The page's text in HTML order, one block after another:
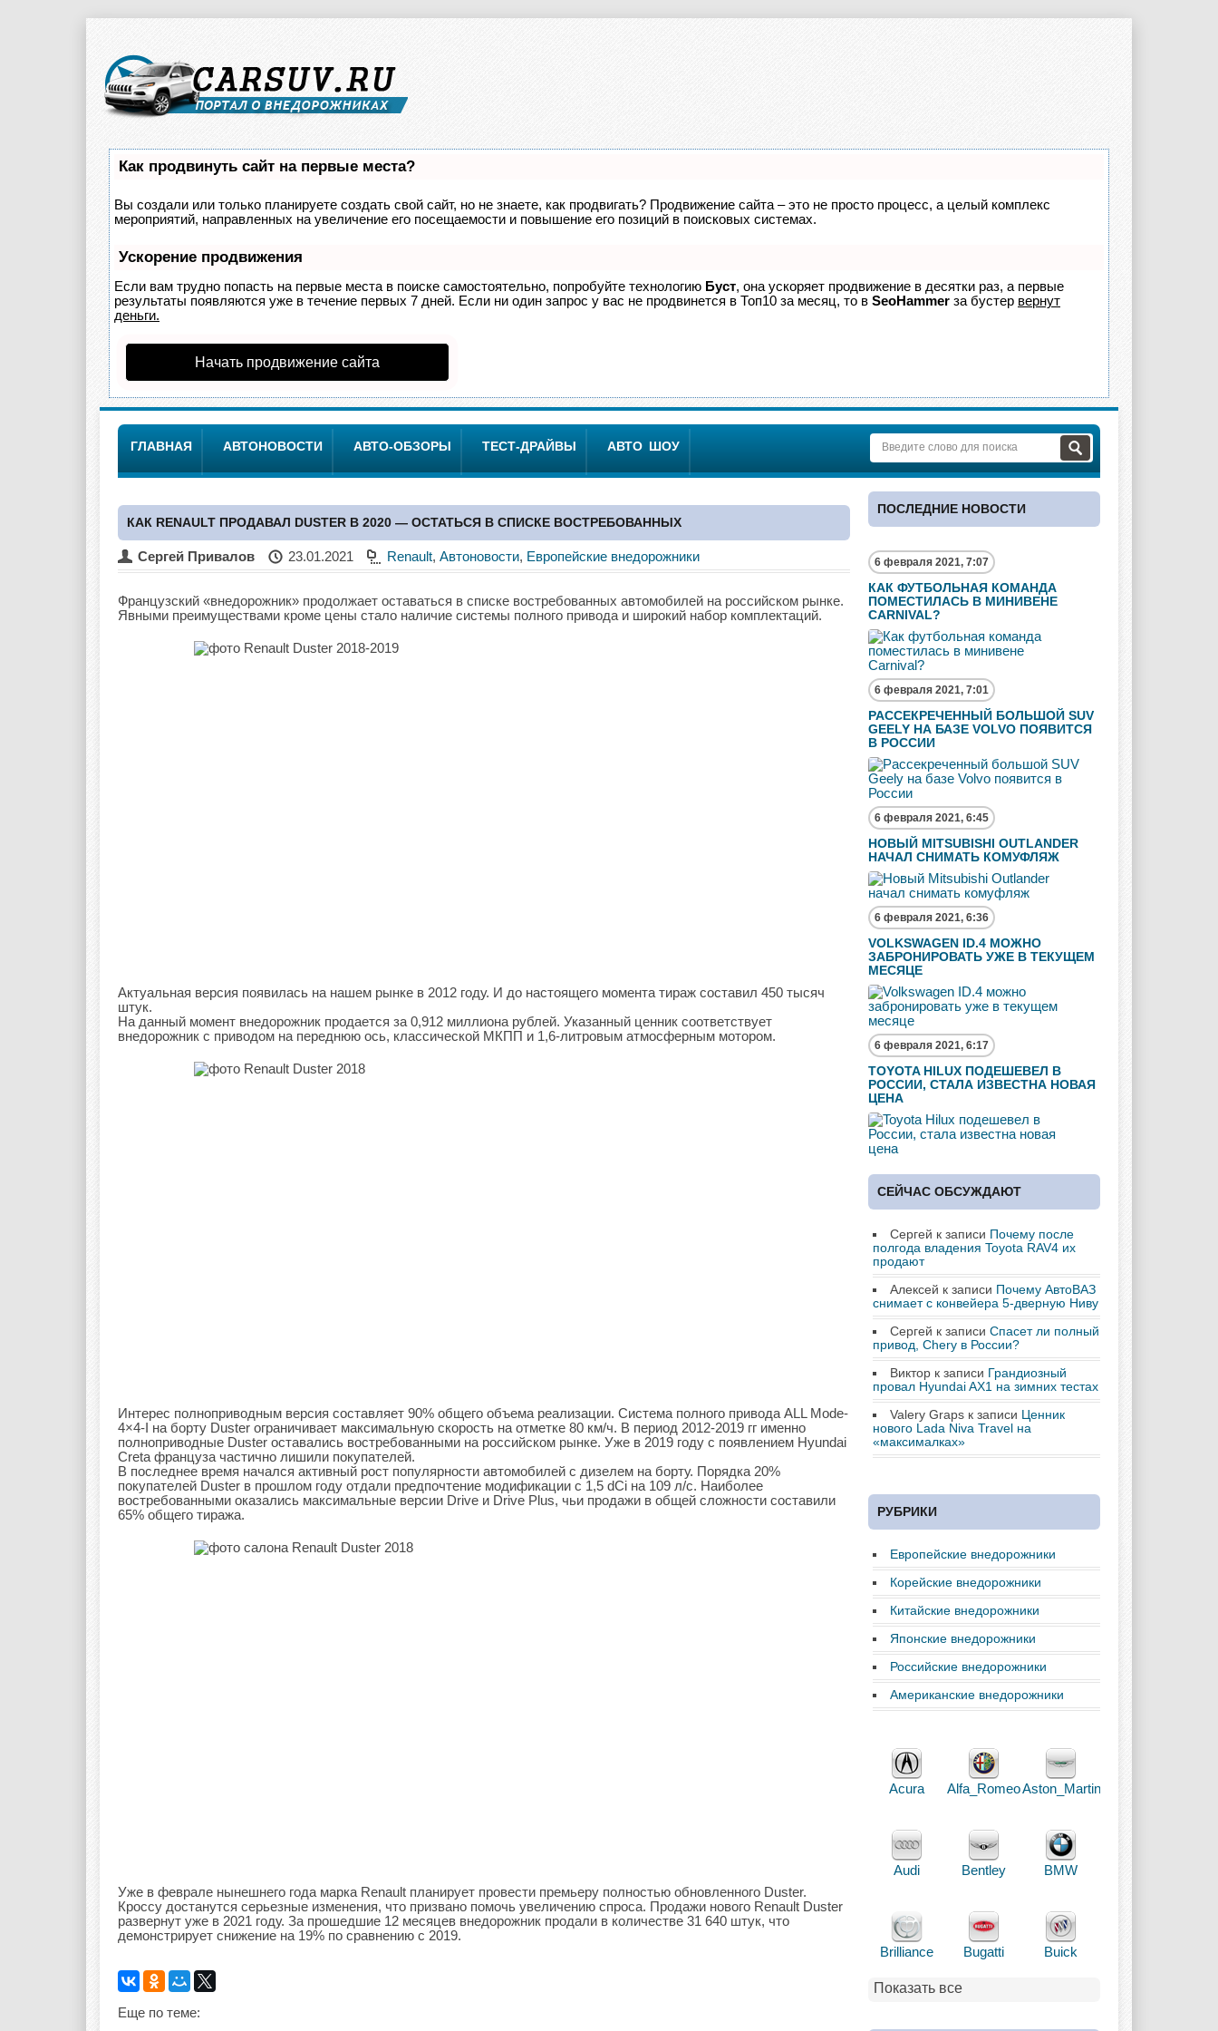
Как продвинуть сайт на первые места?
Вы создали или только планируете создать свой сайт, но не знаете, как продвигать? Продвижение сайта – это не просто процесс, а целый комплекс
мероприятий, направленных на увеличение его посещаемости и повышение его позиций в поисковых системах.
Ускорение продвижения
Если вам трудно попасть на первые места в поиске самостоятельно, попробуйте технологию Буст, она ускоряет продвижение в десятки раз, а первые
результаты появляются уже в течение первых 7 дней. Если ни один запрос у вас не продвинется в Топ10 за месяц, то в SeoHammer за бустер вернут
деньги.
Начать продвижение сайта
ГЛАВНАЯ АВТОНОВОСТИ АВТО-ОБЗОРЫ ТЕСТ-ДРАЙВЫ АВТО ШОУ
КАК RENAULT ПРОДАВАЛ DUSTER В 2020 — ОСТАТЬСЯ В СПИСКЕ ВОСТРЕБОВАННЫХ
Сергей Привалов 23.01.2021 Renault, Автоновости, Европейские внедорожники
Французский «внедорожник» продолжает оставаться в списке востребованных автомобилей на российском рынке.
Явными преимуществами кроме цены стало наличие системы полного привода и широкий набор комплектаций.
Актуальная версия появилась на нашем рынке в 2012 году. И до настоящего момента тираж составил 450 тысяч
штук.
На данный момент внедорожник продается за 0,912 миллиона рублей. Указанный ценник соответствует
внедорожник с приводом на переднюю ось, классической МКПП и 1,6-литровым атмосферным мотором.
Интерес полноприводным версия составляет 90% общего объема реализации. Система полного привода ALL Mode-
4×4-I на борту Duster ограничивает максимальную скорость на отметке 80 км/ч. В период 2012-2019 гг именно
полноприводные Duster оставались востребованными на российском рынке. Уже в 2019 году с появлением Hyundai
Creta француза частично лишили покупателей.
В последнее время начался активный рост популярности автомобилей с дизелем на борту. Порядка 20%
покупателей Duster в прошлом году отдали предпочтение модификации с 1,5 dCi на 109 л/с. Наиболее
востребованными оказались максимальные версии Drive и Drive Plus, чьи продажи в общей сложности составили
65% общего тиража.
Уже в феврале нынешнего года марка Renault планирует провести премьеру полностью обновленного Duster.
Кроссу достанутся серьезные изменения, что призвано помочь увеличению спроса. Продажи нового Renault Duster
развернут уже в 2021 году. За прошедшие 12 месяцев внедорожник продали в количестве 31 640 штук, что
демонстрирует снижение на 19% по сравнению с 2019.
Еще по теме:
ПОСЛЕДНИЕ НОВОСТИ
6 февраля 2021, 7:07
КАК ФУТБОЛЬНАЯ КОМАНДА
ПОМЕСТИЛАСЬ В МИНИВЕНЕ
CARNIVAL?
6 февраля 2021, 7:01
РАССЕКРЕЧЕННЫЙ БОЛЬШОЙ SUV
GEELY НА БАЗЕ VOLVO ПОЯВИТСЯ
В РОССИИ
6 февраля 2021, 6:45
НОВЫЙ MITSUBISHI OUTLANDER
НАЧАЛ СНИМАТЬ КОМУФЛЯЖ
6 февраля 2021, 6:36
VOLKSWAGEN ID.4 МОЖНО
ЗАБРОНИРОВАТЬ УЖЕ В ТЕКУЩЕМ
МЕСЯЦЕ
6 февраля 2021, 6:17
TOYOTA HILUX ПОДЕШЕВЕЛ В
РОССИИ, СТАЛА ИЗВЕСТНА НОВАЯ
ЦЕНА
СЕЙЧАС ОБСУЖДАЮТ
Сергей к записи Почему после
полгода владения Toyota RAV4 их
продают
Алексей к записи Почему АвтоВАЗ
снимает с конвейера 5-дверную Ниву
Сергей к записи Спасет ли полный
привод, Chery в России?
Виктор к записи Грандиозный
провал Hyundai AX1 на зимних тестах
Valery Graps к записи Ценник
нового Lada Niva Travel на
«максималках»
РУБРИКИ
Европейские внедорожники
Корейские внедорожники
Китайские внедорожники
Японские внедорожники
Российские внедорожники
Американские внедорожники
Acura Alfa_RomeoAston_Martin
Audi Bentley BMW
Brilliance Bugatti Buick
Показать все